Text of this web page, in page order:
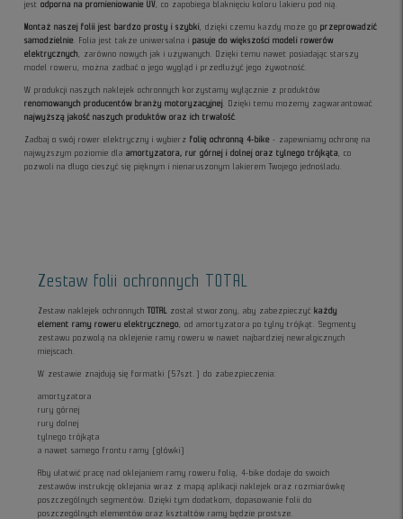
jestodporna na promieniowanie UV , co zapobiega blaknięciu koloru lakieru pod nią.
Montaż naszej folii jest bardzo prosty i szybki , dzięki czemu każdy może goprzeprowadzić
samodzielnie
. Folia jest także uniwersalna ipasuje do większości modeli rowerów
elektrycznych
, zarówno nowych jak i używanych. Dzięki temu nawet posiadając starszy
model roweru, można zadbać o jego wygląd i przedłużyć jego żywotność.
W produkcji naszych naklejek ochronnych korzystamy wyłącznie z produktów
renomowanych producentów branży motoryzacyjnej
. Dzięki temu możemy zagwarantować
najwyższą jakość naszych produktów oraz ich trwałość
Zadbaj o swój rower elektryczny i wybierz folię ochronną 4-bike - zapewniamy ochronę na
najwyższym poziomie dlaamortyzatora, rur górnej i dolnej oraz tylnego trójkąta
, co
pozwoli na długo cieszyć się pięknym i nienaruszonym lakierem Twojego jednośladu.
Zestaw folii ochronnych TOTAL
Zestaw naklejek ochronnychTOTAL został stworzony, aby zabezpieczyć każdy
element ramy roweru elektrycznego
, od amortyzatora po tylny trójkąt. Segmenty
zestawu pozwolą na oklejenie ramy roweru w nawet najbardziej newralgicznych
miejscach.
W zestawie znajdują się formatki (57szt.) do zabezpieczenia:
amortyzatora
rury górnej
rury dolnej
tylnego trójkąta
a nawet samego frontu ramy (główki)
Aby ułatwić pracę nad oklejaniem ramy roweru folią, 4-bike dodaje do swoich
zestawów instrukcję oklejania wraz z mapą aplikacji naklejek oraz rozmiarówkę
poszczególnych segmentów. Dzięki tym dodatkom, dopasowanie folii do
poszczególnych elementów oraz kształtów ramy będzie prostsze.